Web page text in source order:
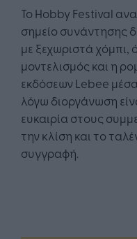
Το Hobby Festival
σημείο συνάντησης
με ξεχωριστά
μοντελισμός και η
εκδόσεων Lebee
λόγω διοργάνωση
ευκαιρία στους
την κλίση και το
συγγραφή.